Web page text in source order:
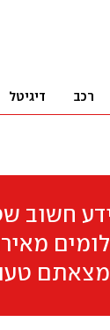
רכב דיגיטל
חשוב
מצאתם